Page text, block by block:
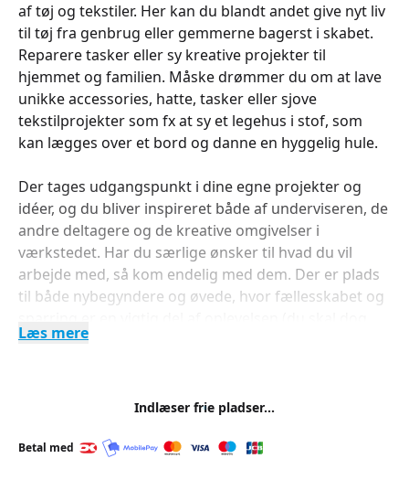
af tøj og tekstiler. Her kan du blandt andet give nyt liv
til tøj fra genbrug eller gemmerne bagerst i skabet.
Reparere tasker eller sy kreative projekter til
hjemmet og familien. Måske drømmer du om at lave
unikke accessories, hatte, tasker eller sjove
tekstilprojekter som fx at sy et legehus i stof, som
kan lægges over et bord og danne en hyggelig hule.
Der tages udgangspunkt i dine egne projekter og
idéer, og du bliver inspireret både af underviseren, de
andre deltagere og de kreative omgivelser i
værkstedet. Har du særlige ønsker til hvad du vil
arbejde med, så kom endelig med dem. Der er plads
til både nybegyndere og øvede, hvor fællesskabet og
kunne bruge en symaskine).
eller om at lære at sy, men om kreativ udfoldelse
at skabe noget personligt med hænderne.
Læs mere
Indlæser frie pladser...
Betal med